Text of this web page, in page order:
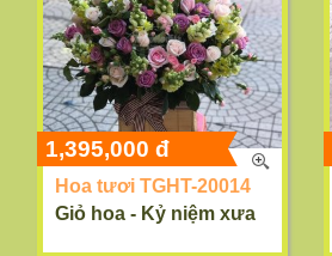
Hoa tươi TGHT-20014
Giỏ hoa - Kỷ niệm xưa
1,395,000 đ